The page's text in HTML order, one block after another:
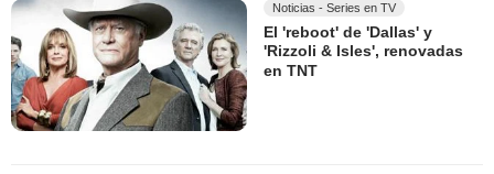
Noticias - Series en TV
El 'reboot' de 'Dallas' y
'Rizzoli & Isles', renovadas
en TNT